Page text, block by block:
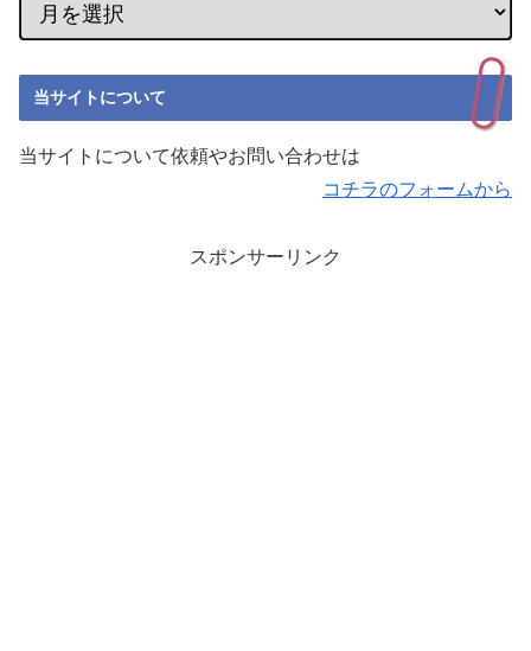
当サイトについて
当サイトについて依頼やお問い合わせは
コチラのフォームから
スポンサーリンク